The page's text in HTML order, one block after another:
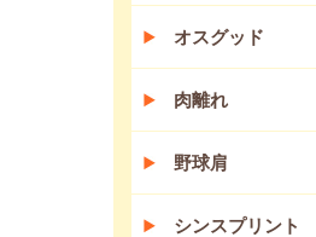
オスグッド
肉離れ
野球肩
シンスプリント